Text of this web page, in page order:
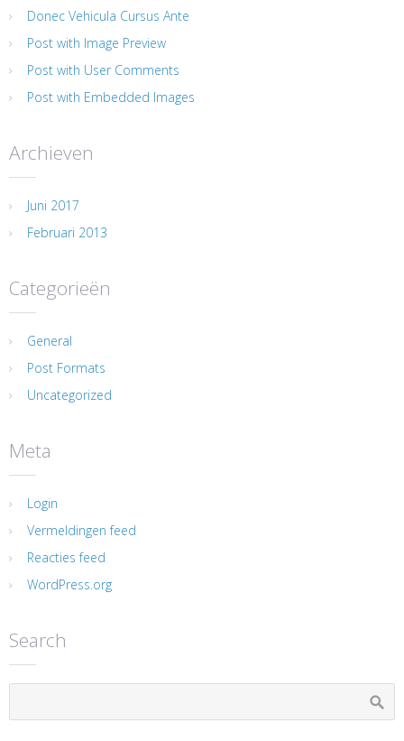
Donec Vehicula Cursus Ante
Post with Image Preview
Post with User Comments
Post with Embedded Images
Archieven
Juni 2017
Februari 2013
Categorieën
General
Post Formats
Uncategorized
Meta
Login
Vermeldingen feed
Reacties feed
WordPress.org
Search